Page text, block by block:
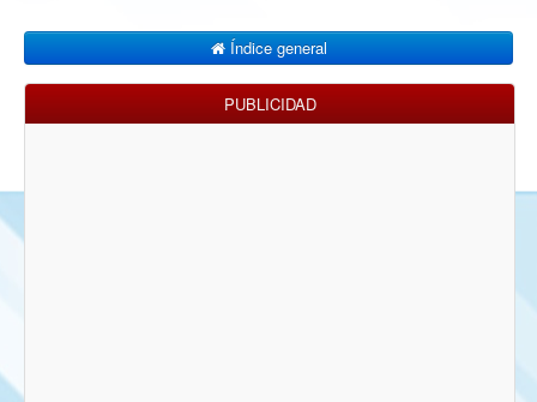
Índice general
PUBLICIDAD